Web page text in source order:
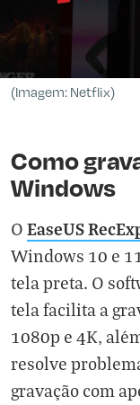
(Imagem: Netflix)
Como
Windows
O EaseUS
Windows 10 e
tela preta. O
tela facilita a
1080p e 4K,
resolve
gravação com